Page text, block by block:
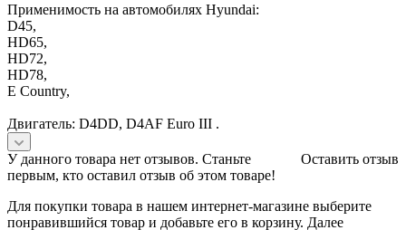
Применимость на автомобилях Hyundai:
D45,
HD65,
HD72,
HD78,
E Country,
Двигатель: D4DD, D4AF Euro III .
Оставить отзыв
У данного товара нет отзывов. Станьте
первым, кто оставил отзыв об этом товаре!
Для покупки товара в нашем интернет-магазине выберите
понравившийся товар и добавьте его в корзину. Далее